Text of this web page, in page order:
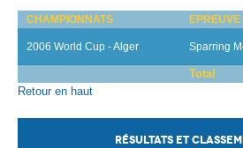
Actus
Résultats
CHAMPIONNATS
2006 World Cup - Alger Sparring
Total
Retour en haut
RÉSULTATS ET